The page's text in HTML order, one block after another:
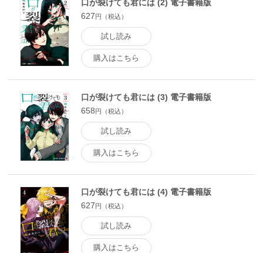
口が裂けても君には (2) 電子書籍版
627円（税込）
試し読み
購入はこちら
口が裂けても君には (3) 電子書籍版
658円（税込）
試し読み
購入はこちら
口が裂けても君には (4) 電子書籍版
627円（税込）
試し読み
購入はこちら